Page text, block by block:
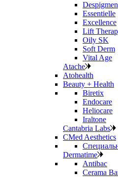
Despigmen
Essentielle
Excellence
Lift
Oily SK
Soft Derm
Vital Age
Atache
Atohealth
Beauty + Health
Biretix
Endocare
Heliocare
Iraltone
Cantabria Labs
CMed Aesthetics
Dermatime
Antibac
Cerama